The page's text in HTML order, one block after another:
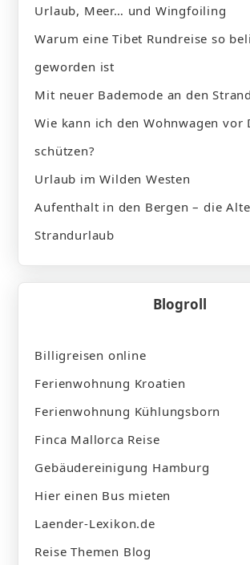
Urlaub, Meer… und Wingfoiling
Warum eine Tibet Rundreise so
geworden ist
Mit neuer Bademode an den Strand
Wie kann ich den Wohnwagen vor
schützen?
Urlaub im Wilden Westen
Aufenthalt in den Bergen – die
Strandurlaub
Blogroll
Billigreisen online
Ferienwohnung Kroatien
Ferienwohnung Kühlungsborn
Finca Mallorca Reise
Gebäudereinigung Hamburg
Hier einen Bus mieten
Laender-Lexikon.de
Reise Themen Blog